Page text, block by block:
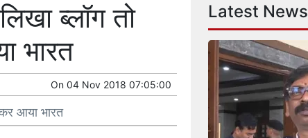
ब्लॉग तो
भारत
On 04 Nov 2018 07:05:00
आया भारत
Latest News